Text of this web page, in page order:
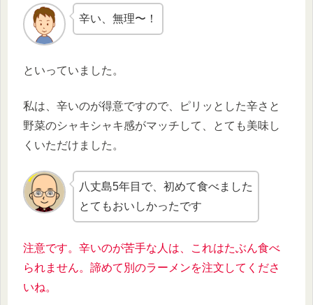
辛い、無理〜！
といっていました。
私は、辛いのが得意ですので、ピリッとした辛さと
野菜のシャキシャキ感がマッチして、とても美味し
くいただけました。
八丈島5年目で、初めて食べました
とてもおいしかったです
注意です。辛いのが苦手な人は、これはたぶん食べ
られません。諦めて別のラーメンを注文してくださ
いね。